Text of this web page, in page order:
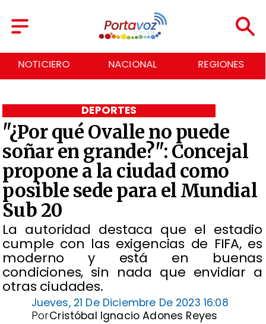
NACIONAL REGIONES ECONOMÍA
"¿Por qué Ovalle no puede
soñar en grande?": Concejal
propone a la ciudad como
posible sede para el Mundial
Sub 20
La autoridad destaca que el estadio
cumple con las exigencias de FIFA, es
moderno y está en buenas
condiciones, sin nada que envidiar a
otras ciudades.
DEPORTES
Jueves, 21 De Diciembre De 2023 16:08
Cristóbal Ignacio Adones Reyes
Por